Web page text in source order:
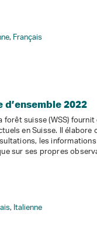
,Français
2022
suisse (WSS)
en Suisse. Il élabore
les
sur ses propres
,Italienne